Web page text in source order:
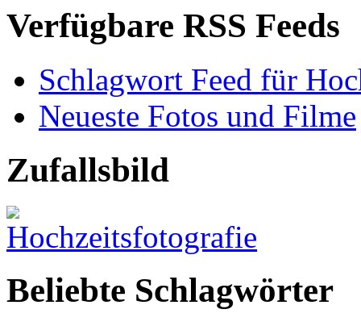
Verfügbare RSS Feeds
Schlagwort Feed für
Neueste Fotos und Filme
Zufallsbild
Beliebte Schlagwörter